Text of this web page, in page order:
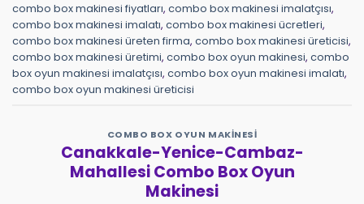
combo box makinesi fiyatları, combo box makinesi imalatçısı,
combo box makinesi imalatı, combo box makinesi ücretleri,
combo box makinesi üreten firma, combo box makinesi üreticisi,
combo box makinesi üretimi, combo box oyun makinesi, combo
box oyun makinesi imalatçısı, combo box oyun makinesi imalatı,
combo box oyun makinesi üreticisi
COMBO BOX OYUN MAKINESI
Canakkale-Yenice-Cambaz-
Mahallesi Combo Box Oyun
Makinesi